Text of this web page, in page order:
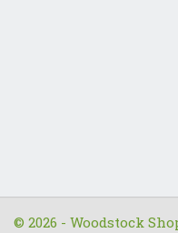
© 2026 - Woodstock